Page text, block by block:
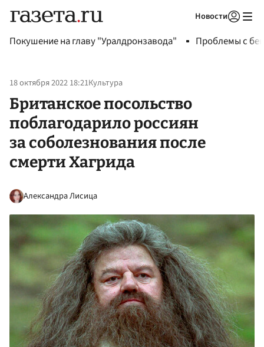
Новости
Покушение на главу "Уралдронзавода" Проблемы с
18 октября 2022 18:21Культура
Британское посольство
поблагодарило россиян
за соболезнования после
смерти Хагрида
Александра Лисица